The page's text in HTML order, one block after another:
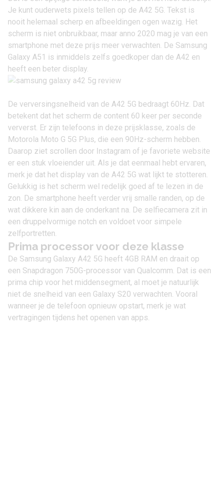
Je kunt ouderwets pixels tellen op de A42 5G. Tekst is
nooit helemaal scherp en afbeeldingen ogen wazig. Het
scherm is niet onbruikbaar, maar anno 2020 mag je van een
smartphone met deze prijs meer verwachten. De Samsung
Galaxy A51 is inmiddels zelfs goedkoper dan de A42 en
heeft een beter display.
De verversingsnelheid van de A42 5G bedraagt 60Hz. Dat
betekent dat het scherm de content 60 keer per seconde
ververst. Er zijn telefoons in deze prijsklasse, zoals de
Motorola Moto G 5G Plus, die een 90Hz-scherm hebben.
Daarop ziet scrollen door Instagram of je favoriete website
er een stuk vloeiender uit. Als je dat eenmaal hebt ervaren,
merk je dat het display van de A42 5G wat lijkt te stotteren.
Gelukkig is het scherm wel redelijk goed af te lezen in de
zon. De smartphone heeft verder vrij smalle randen, op de
wat dikkere kin aan de onderkant na. De selfiecamera zit in
een druppelvormige notch en voldoet voor simpele
zelfportretten.
Prima processor voor deze klasse
De Samsung Galaxy A42 5G heeft 4GB RAM en draait op
een Snapdragon 750G-processor van Qualcomm. Dat is een
prima chip voor het middensegment, al moet je natuurlijk
niet de snelheid van een Galaxy S20 verwachten. Vooral
wanneer je de telefoon opnieuw opstart, merk je wat
vertragingen tijdens het openen van apps.